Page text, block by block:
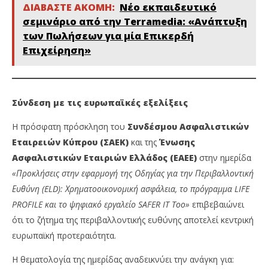
ΔΙΑΒΑΣΤΕ ΑΚΟΜΗ: Νέο εκπαιδευτικό
σεμινάριο από την Terramedia: «Ανάπτυξη
των Πωλήσεων για μία Επικερδή
Επιχείρηση»
Σύνδεση με τις ευρωπαϊκές εξελίξεις
Η πρόσφατη πρόσκληση του Συνδέσμου Ασφαλιστικών
Εταιρειών Κύπρου (ΣΑΕΚ) και της Ένωσης
Ασφαλιστικών Εταιριών Ελλάδος (ΕΑΕΕ) στην ημερίδα
«Προκλήσεις στην εφαρμογή της Οδηγίας για την Περιβαλλοντική
Ευθύνη (ELD): Χρηματοοικονομική ασφάλεια, το πρόγραμμα LIFE
PROFILEκαι το ψηφιακό εργαλείο SAFER IT Too» επιβεβαιώνει
ότι το ζήτημα της περιβαλλοντικής ευθύνης αποτελεί κεντρική
ευρωπαϊκή προτεραιότητα.
Η θεματολογία της ημερίδας αναδεικνύει την ανάγκη για: